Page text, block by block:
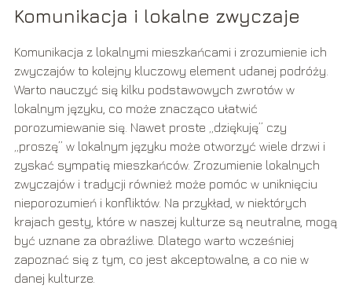
Komunikacja i lokalne zwyczaje
Komunikacja z lokalnymi mieszkańcami i zrozumienie ich
zwyczajów to kolejny kluczowy element udanej podróży.
Warto nauczyć się kilku podstawowych zwrotów w
lokalnym języku, co może znacząco ułatwić
porozumiewanie się. Nawet proste „dziękuję” czy
„proszę” w lokalnym języku może otworzyć wiele drzwi i
zyskać sympatię mieszkańców. Zrozumienie lokalnych
zwyczajów i tradycji również może pomóc w uniknięciu
nieporozumień i konfliktów. Na przykład, w niektórych
krajach gesty, które w naszej kulturze są neutralne, mogą
być uznane za obraźliwe. Dlatego warto wcześniej
zapoznać się z tym, co jest akceptowalne, a co nie w
danej kulturze.